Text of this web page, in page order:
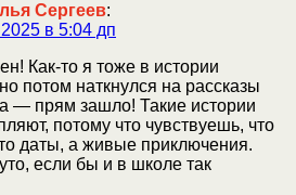
Сергеев:
в 5:04 дп
Как-то я тоже в истории
потом наткнулся на рассказы
— прям зашло! Такие истории
потому что чувствуешь, что
даты, а живые приключения.
если бы и в школе так